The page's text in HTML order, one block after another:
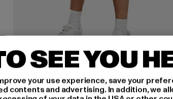
URBAN CLASSICS
Big
SEE YOU
your use experience, save your
contents and advertising. In addition, we